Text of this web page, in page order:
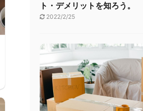
ト・デメリットを知ろう。
2022/2/25